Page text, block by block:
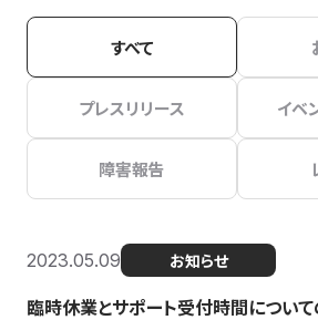
すべて
プレスリリース イベ
障害報告
2023.05.09 お知らせ
臨時休業とサポート受付時間につい